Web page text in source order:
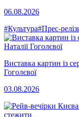
06.08.2026
#Культура#Прес-
Виставка картин із
Гоголєвої
03.08.2026